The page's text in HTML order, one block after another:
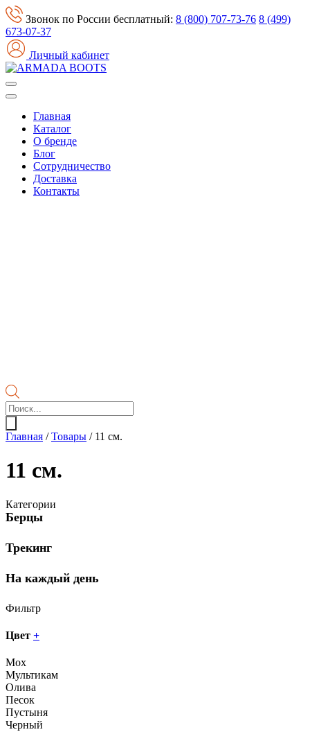
Звонок по России бесплатный: 8 (800) 707-73-76 8 (499)
673-07-37
Личный кабинет
Главная
Каталог
О бренде
Блог
Сотрудничество
Доставка
Контакты
Поиск
товаров
Главная / Товары / 11 см.
11 см.
Категории
Берцы
Трекинг
На каждый день
Фильтр
Цвет +
Мох
Мультикам
Олива
Песок
Пустыня
Черный